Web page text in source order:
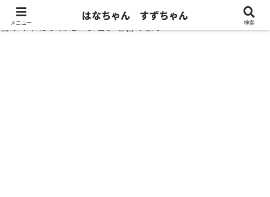
当サイトはプロモーションを含みます
メニュー
はなちゃん すずちゃん
検索